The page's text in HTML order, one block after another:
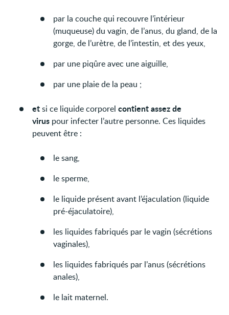
par la couche qui recouvre l’intérieur
(muqueuse) du vagin, de l’anus, du gland, de la
gorge, de l’urètre, de l’intestin, et des yeux,
par une piqûre avec une aiguille,
par une plaie de la peau ;
etsi ce liquide corporelcontient assez de
virus pour infecter l’autre personne. Ces liquides
peuvent être :
le sang,
le sperme,
le liquide présent avant l’éjaculation (liquide
pré-éjaculatoire),
les liquides fabriqués par le vagin (sécrétions
vaginales),
les liquides fabriqués par l’anus (sécrétions
anales),
le lait maternel.